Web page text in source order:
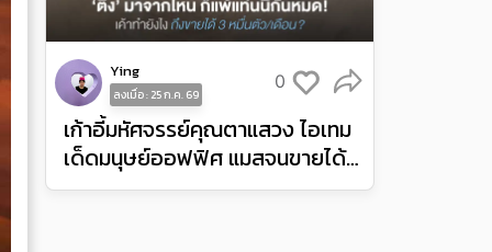
Ying
ลงเมื่อ : 25 ก.ค. 69
เก้าอี้มหัศจรรย์คุณตาแสวง ไอเทม
เด็ดมนุษย์ออฟฟิศ แมสจนขายได้
เดือนละ 3 หมื่นตัว!
0